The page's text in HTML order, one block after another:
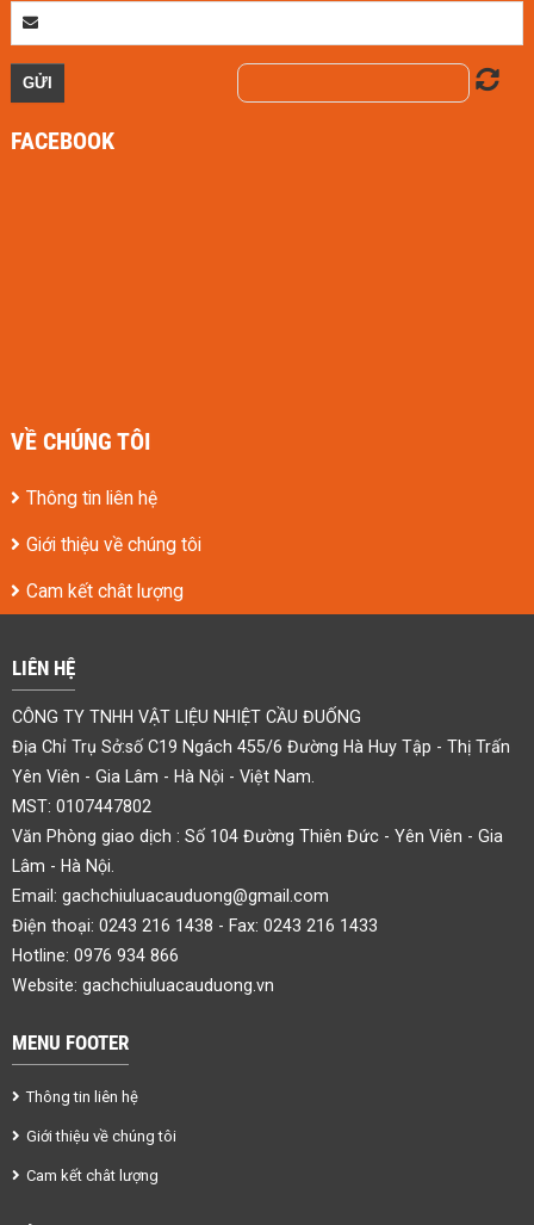
FACEBOOK
VỀ CHÚNG TÔI
Thông tin liên hệ
Giới thiệu về chúng tôi
Cam kết chât lượng
LIÊN HỆ
CÔNG TY TNHH VẬT LIỆU NHIỆT CẦU ĐUỐNG
Địa Chỉ Trụ Sở:số C19 Ngách 455/6 Đường Hà Huy Tập - Thị Trấn
Yên Viên - Gia Lâm - Hà Nội - Việt Nam.
MST: 0107447802
Văn Phòng giao dịch : Số 104 Đường Thiên Đức - Yên Viên - Gia
Lâm - Hà Nội.
Email: gachchiuluacauduong@gmail.com
Điện thoại: 0243 216 1438 - Fax: 0243 216 1433
Hotline: 0976 934 866
Website: gachchiuluacauduong.vn
MENU FOOTER
Thông tin liên hệ
Giới thiệu về chúng tôi
Cam kết chât lượng